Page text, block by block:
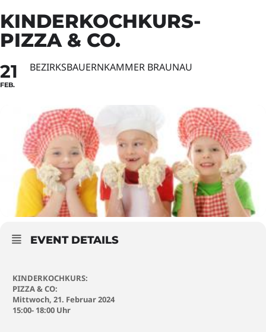
KINDERKOCHKURS-
PIZZA & CO.
21
FEB.
BEZIRKSBAUERNKAMMER BRAUNAU
EVENT DETAILS
KINDERKOCHKURS:
PIZZA & CO:
Mittwoch, 21. Februar 2024
15:00- 18:00 Uhr